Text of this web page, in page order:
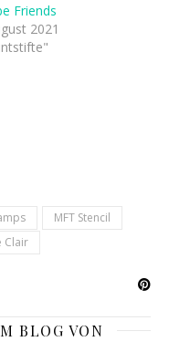
Friends
2021
MFT Stencil
Clair
BLOG VON